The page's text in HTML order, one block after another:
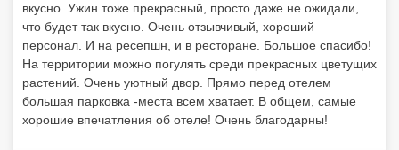
вкусно. Ужин тоже прекрасный, просто даже не ожидали,
что будет так вкусно. Очень отзывчивый, хороший
персонал. И на ресепшн, и в ресторане. Большое спасибо!
На территории можно погулять среди прекрасных цветущих
растений. Очень уютный двор. Прямо перед отелем
большая парковка -места всем хватает. В общем, самые
хорошие впечатления об отеле! Очень благодарны!